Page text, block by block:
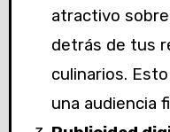
atractivo
detrás de tus
culinarios.
una audiencia